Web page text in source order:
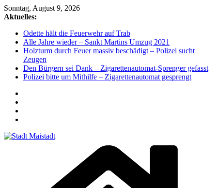
Zum
Inhalt
Sonntag, August 9, 2026
Aktuelles:
Odette hält die Feuerwehr auf Trab
Alle Jahre wieder – Sankt Martins Umzug 2021
Holzturm durch Feuer massiv beschädigt – Polizei sucht
Zeugen
Den Bürgern sei Dank – Zigarettenautomat-Sprenger gefasst
Polizei bitte um Mithilfe – Zigarettenautomat gesprengt